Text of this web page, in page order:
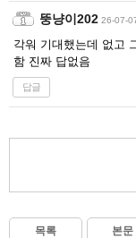
뚱냥이202 26-07-
각워 기대했는데 없고
함 진짜 답없음
답글
목록 본문